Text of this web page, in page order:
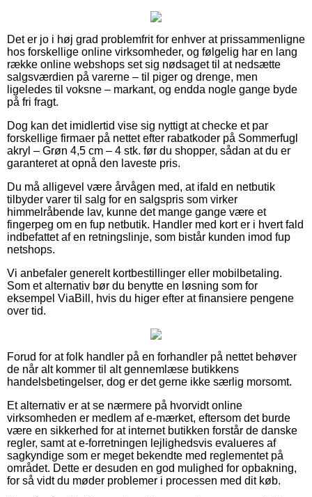
Det er jo i høj grad problemfrit for enhver at prissammenligne
hos forskellige online virksomheder, og følgelig har en lang
række online webshops set sig nødsaget til at nedsætte
salgsværdien på varerne – til piger og drenge, men
ligeledes til voksne – markant, og endda nogle gange byde
på fri fragt.
Dog kan det imidlertid vise sig nyttigt at checke et par
forskellige firmaer på nettet efter rabatkoder på Sommerfugl
akryl – Grøn 4,5 cm – 4 stk. før du shopper, sådan at du er
garanteret at opnå den laveste pris.
Du må alligevel være årvågen med, at ifald en netbutik
tilbyder varer til salg for en salgspris som virker
himmelråbende lav, kunne det mange gange være et
fingerpeg om en fup netbutik. Handler med kort er i hvert fald
indbefattet af en retningslinje, som bistår kunden imod fup
netshops.
Vi anbefaler generelt kortbestillinger eller mobilbetaling.
Som et alternativ bør du benytte en løsning som for
eksempel ViaBill, hvis du higer efter at finansiere pengene
over tid.
Forud for at folk handler på en forhandler på nettet behøver
de når alt kommer til alt gennemlæse butikkens
handelsbetingelser, dog er det gerne ikke særlig morsomt.
Et alternativ er at se nærmere på hvorvidt online
virksomheden er medlem af e-mærket, eftersom det burde
være en sikkerhed for at internet butikken forstår de danske
regler, samt at e-forretningen lejlighedsvis evalueres af
sagkyndige som er meget bekendte med reglementet på
området. Dette er desuden en god mulighed for opbakning,
for så vidt du møder problemer i processen med dit køb.